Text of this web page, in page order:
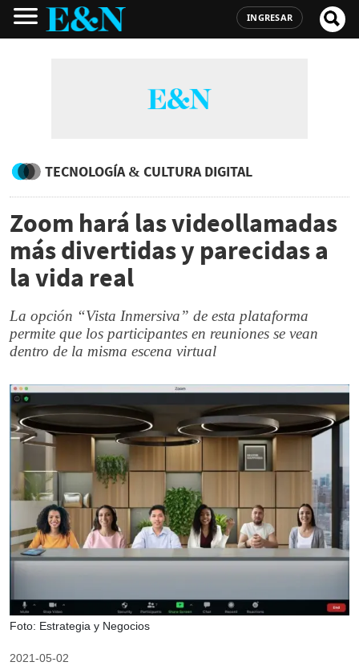
INGRESAR
TECNOLOGÍA & CULTURA DIGITAL
Zoom hará las videollamadas
más divertidas y parecidas a
la vida real
La opción “Vista Inmersiva” de esta plataforma
permite que los participantes en reuniones se vean
dentro de la misma escena virtual
Foto: Estrategia y Negocios
2021-05-02